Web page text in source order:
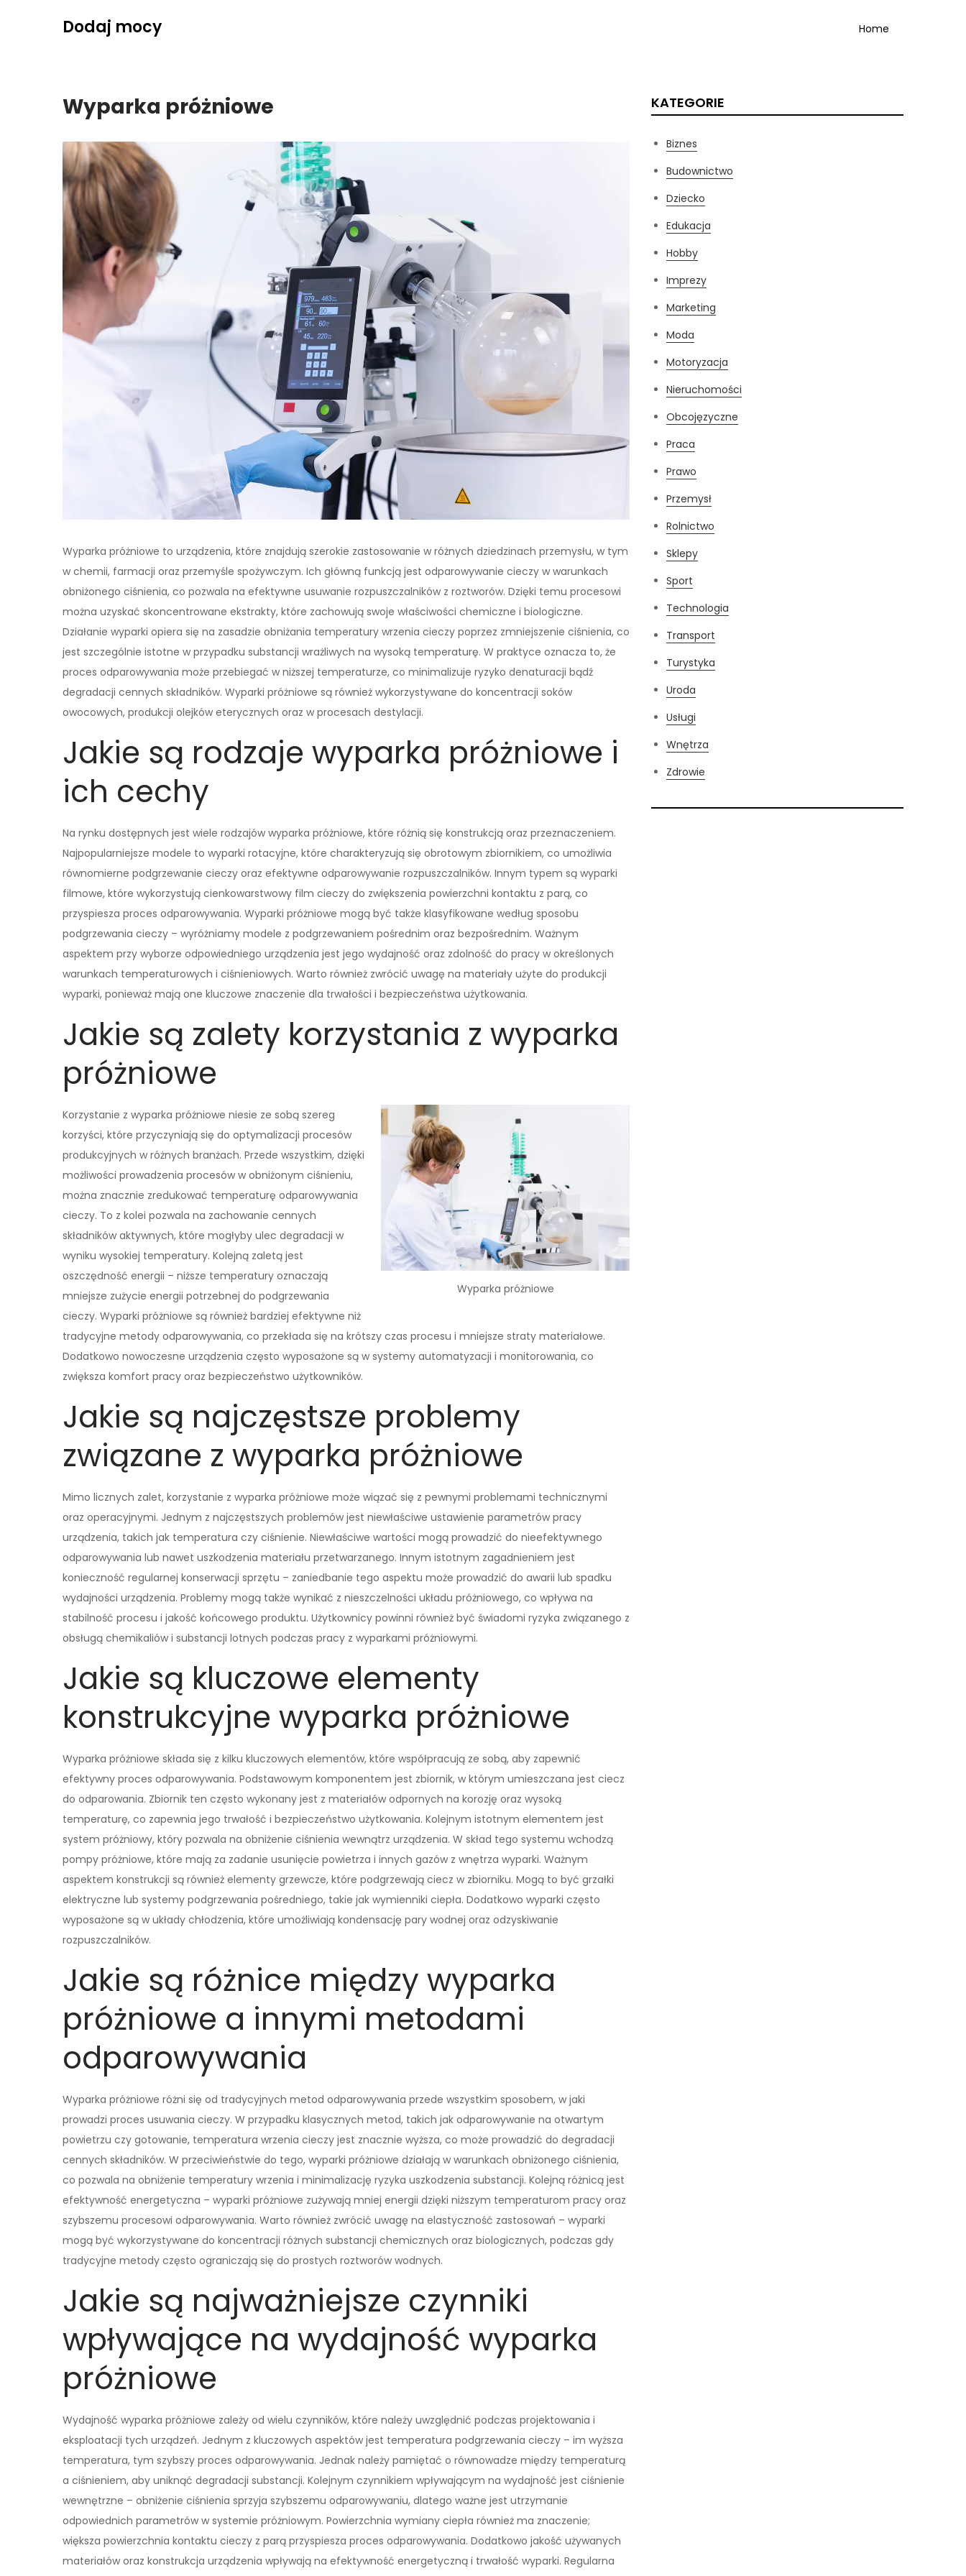
Dodaj mocy Home
Wyparka próżniowe
Wyparka próżniowe to urządzenia, które znajdują szerokie zastosowanie w różnych dziedzinach przemysłu, w tym
w chemii, farmacji oraz przemyśle spożywczym. Ich główną funkcją jest odparowywanie cieczy w warunkach
obniżonego ciśnienia, co pozwala na efektywne usuwanie rozpuszczalników z roztworów. Dzięki temu procesowi
można uzyskać skoncentrowane ekstrakty, które zachowują swoje właściwości chemiczne i biologiczne.
Działanie wyparki opiera się na zasadzie obniżania temperatury wrzenia cieczy poprzez zmniejszenie ciśnienia, co
jest szczególnie istotne w przypadku substancji wrażliwych na wysoką temperaturę. W praktyce oznacza to, że
proces odparowywania może przebiegać w niższej temperaturze, co minimalizuje ryzyko denaturacji bądź
degradacji cennych składników. Wyparki próżniowe są również wykorzystywane do koncentracji soków
owocowych, produkcji olejków eterycznych oraz w procesach destylacji.
Jakie są rodzaje wyparka próżniowe i
ich cechy
Na rynku dostępnych jest wiele rodzajów wyparka próżniowe, które różnią się konstrukcją oraz przeznaczeniem.
Najpopularniejsze modele to wyparki rotacyjne, które charakteryzują się obrotowym zbiornikiem, co umożliwia
równomierne podgrzewanie cieczy oraz efektywne odparowywanie rozpuszczalników. Innym typem są wyparki
filmowe, które wykorzystują cienkowarstwowy film cieczy do zwiększenia powierzchni kontaktu z parą, co
przyspiesza proces odparowywania. Wyparki próżniowe mogą być także klasyfikowane według sposobu
podgrzewania cieczy – wyróżniamy modele z podgrzewaniem pośrednim oraz bezpośrednim. Ważnym
aspektem przy wyborze odpowiedniego urządzenia jest jego wydajność oraz zdolność do pracy w określonych
warunkach temperaturowych i ciśnieniowych. Warto również zwrócić uwagę na materiały użyte do produkcji
wyparki, ponieważ mają one kluczowe znaczenie dla trwałości i bezpieczeństwa użytkowania.
Jakie są zalety korzystania z wyparka
próżniowe
Wyparka próżniowe
Korzystanie z wyparka próżniowe niesie ze sobą szereg
korzyści, które przyczyniają się do optymalizacji procesów
produkcyjnych w różnych branżach. Przede wszystkim, dzięki
możliwości prowadzenia procesów w obniżonym ciśnieniu,
można znacznie zredukować temperaturę odparowywania
cieczy. To z kolei pozwala na zachowanie cennych
składników aktywnych, które mogłyby ulec degradacji w
wyniku wysokiej temperatury. Kolejną zaletą jest
oszczędność energii – niższe temperatury oznaczają
mniejsze zużycie energii potrzebnej do podgrzewania
cieczy. Wyparki próżniowe są również bardziej efektywne niż
tradycyjne metody odparowywania, co przekłada się na krótszy czas procesu i mniejsze straty materiałowe.
Dodatkowo nowoczesne urządzenia często wyposażone są w systemy automatyzacji i monitorowania, co
zwiększa komfort pracy oraz bezpieczeństwo użytkowników.
Jakie są najczęstsze problemy
związane z wyparka próżniowe
Mimo licznych zalet, korzystanie z wyparka próżniowe może wiązać się z pewnymi problemami technicznymi
oraz operacyjnymi. Jednym z najczęstszych problemów jest niewłaściwe ustawienie parametrów pracy
urządzenia, takich jak temperatura czy ciśnienie. Niewłaściwe wartości mogą prowadzić do nieefektywnego
odparowywania lub nawet uszkodzenia materiału przetwarzanego. Innym istotnym zagadnieniem jest
konieczność regularnej konserwacji sprzętu – zaniedbanie tego aspektu może prowadzić do awarii lub spadku
wydajności urządzenia. Problemy mogą także wynikać z nieszczelności układu próżniowego, co wpływa na
stabilność procesu i jakość końcowego produktu. Użytkownicy powinni również być świadomi ryzyka związanego z
obsługą chemikaliów i substancji lotnych podczas pracy z wyparkami próżniowymi.
Jakie są kluczowe elementy
konstrukcyjne wyparka próżniowe
Wyparka próżniowe składa się z kilku kluczowych elementów, które współpracują ze sobą, aby zapewnić
efektywny proces odparowywania. Podstawowym komponentem jest zbiornik, w którym umieszczana jest ciecz
do odparowania. Zbiornik ten często wykonany jest z materiałów odpornych na korozję oraz wysoką
temperaturę, co zapewnia jego trwałość i bezpieczeństwo użytkowania. Kolejnym istotnym elementem jest
system próżniowy, który pozwala na obniżenie ciśnienia wewnątrz urządzenia. W skład tego systemu wchodzą
pompy próżniowe, które mają za zadanie usunięcie powietrza i innych gazów z wnętrza wyparki. Ważnym
aspektem konstrukcji są również elementy grzewcze, które podgrzewają ciecz w zbiorniku. Mogą to być grzałki
elektryczne lub systemy podgrzewania pośredniego, takie jak wymienniki ciepła. Dodatkowo wyparki często
wyposażone są w układy chłodzenia, które umożliwiają kondensację pary wodnej oraz odzyskiwanie
rozpuszczalników.
Jakie są różnice między wyparka
próżniowe a innymi metodami
odparowywania
Wyparka próżniowe różni się od tradycyjnych metod odparowywania przede wszystkim sposobem, w jaki
prowadzi proces usuwania cieczy. W przypadku klasycznych metod, takich jak odparowywanie na otwartym
powietrzu czy gotowanie, temperatura wrzenia cieczy jest znacznie wyższa, co może prowadzić do degradacji
cennych składników. W przeciwieństwie do tego, wyparki próżniowe działają w warunkach obniżonego ciśnienia,
co pozwala na obniżenie temperatury wrzenia i minimalizację ryzyka uszkodzenia substancji. Kolejną różnicą jest
efektywność energetyczna – wyparki próżniowe zużywają mniej energii dzięki niższym temperaturom pracy oraz
szybszemu procesowi odparowywania. Warto również zwrócić uwagę na elastyczność zastosowań – wyparki
mogą być wykorzystywane do koncentracji różnych substancji chemicznych oraz biologicznych, podczas gdy
tradycyjne metody często ograniczają się do prostych roztworów wodnych.
Jakie są najważniejsze czynniki
wpływające na wydajność wyparka
próżniowe
Wydajność wyparka próżniowe zależy od wielu czynników, które należy uwzględnić podczas projektowania i
eksploatacji tych urządzeń. Jednym z kluczowych aspektów jest temperatura podgrzewania cieczy – im wyższa
temperatura, tym szybszy proces odparowywania. Jednak należy pamiętać o równowadze między temperaturą
a ciśnieniem, aby uniknąć degradacji substancji. Kolejnym czynnikiem wpływającym na wydajność jest ciśnienie
wewnętrzne – obniżenie ciśnienia sprzyja szybszemu odparowywaniu, dlatego ważne jest utrzymanie
odpowiednich parametrów w systemie próżniowym. Powierzchnia wymiany ciepła również ma znaczenie;
większa powierzchnia kontaktu cieczy z parą przyspiesza proces odparowywania. Dodatkowo jakość używanych
materiałów oraz konstrukcja urządzenia wpływają na efektywność energetyczną i trwałość wyparki. Regularna
KATEGORIE
Biznes
Budownictwo
Dziecko
Edukacja
Hobby
Imprezy
Marketing
Moda
Motoryzacja
Nieruchomości
Obcojęzyczne
Praca
Prawo
Przemysł
Rolnictwo
Sklepy
Sport
Technologia
Transport
Turystyka
Uroda
Usługi
Wnętrza
Zdrowie